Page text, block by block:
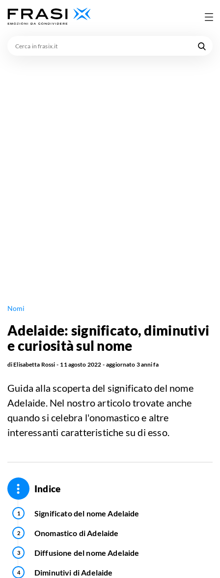
Nomi
Adelaide: significato, diminutivi
e curiosità sul nome
diElisabetta Rossi 11 agosto 2022 aggiornato 3 anni fa
Guida alla scoperta del significato del nome
Adelaide. Nel nostro articolo trovate anche
quando si celebra l'onomastico e altre
interessanti caratteristiche su di esso.
Indice
Significato del nome Adelaide
Onomastico di Adelaide
Diffusione del nome Adelaide
Diminutivi di Adelaide